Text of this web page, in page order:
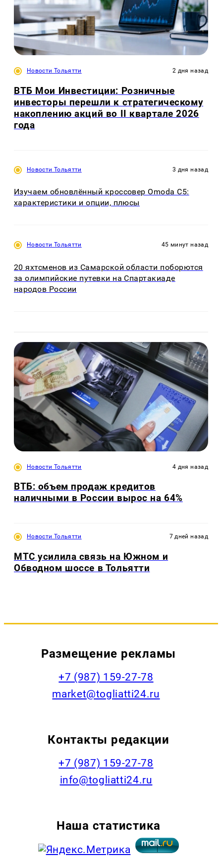
Новости Тольятти 2 дня назад
ВТБ Мои Инвестиции: Розничные
инвесторы перешли к стратегическому
накоплению акций во II квартале 2026
года
Новости Тольятти 3 дня назад
Изучаем обновлённый кроссовер Omoda C5:
характеристики и опции, плюсы
Новости Тольятти 45 минут назад
20 яхтсменов из Самарской области поборются
за олимпийские путевки на Спартакиаде
народов России
Новости Тольятти 4 дня назад
ВТБ: объем продаж кредитов
наличными в России вырос на 64%
Новости Тольятти 7 дней назад
МТС усилила связь на Южном и
Обводном шоссе в Тольятти
Размещение рекламы
+7 (987) 159-27-78
market@togliatti24.ru
Контакты редакции
+7 (987) 159-27-78
info@togliatti24.ru
Наша статистика